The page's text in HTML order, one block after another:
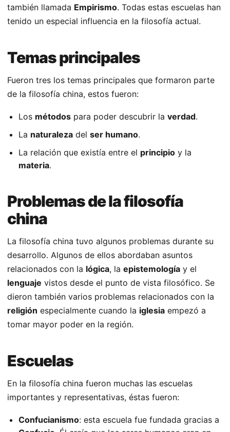
también llamada Empirismo. Todas estas escuelas han
tenido un especial influencia en la filosofía actual.
Temas principales
Fueron tres los temas principales que formaron parte
de la filosofía china, estos fueron:
Los métodos para poder descubrir la verdad.
La naturaleza del ser humano.
La relación que existía entre el principio y la
materia.
Problemas de la filosofía
china
La filosofía china tuvo algunos problemas durante su
desarrollo. Algunos de ellos abordaban asuntos
relacionados con la lógica, la epistemología y el
lenguaje vistos desde el punto de vista filosófico. Se
dieron también varios problemas relacionados con la
religión especialmente cuando la iglesia empezó a
tomar mayor poder en la región.
Escuelas
En la filosofía china fueron muchas las escuelas
importantes y representativas, éstas fueron:
Confucianismo: esta escuela fue fundada gracias a